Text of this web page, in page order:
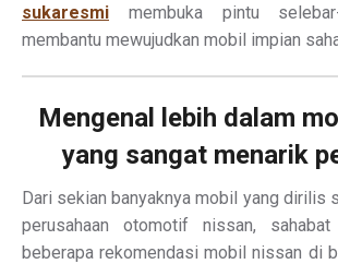
sukaresmi membuka pintu
membantu mewujudkan mobil impian
Mengenal lebih dalam
yang sangat menarik
Dari sekian banyaknya mobil yang dirilis
perusahaan otomotif nissan,
beberapa rekomendasi mobil nissan di